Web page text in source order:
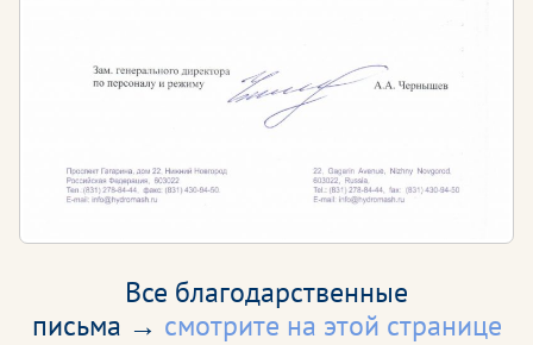
Все благодарственные
письма → смотрите на этой странице